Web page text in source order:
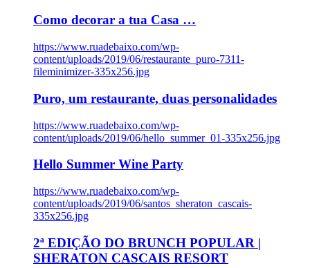
Como decorar a tua Casa …
https://www.ruadebaixo.com/wp-
content/uploads/2019/06/restaurante_puro-7311-
fileminimizer-335x256.jpg
Puro, um restaurante, duas personalidades
https://www.ruadebaixo.com/wp-
content/uploads/2019/06/hello_summer_01-335x256.jpg
Hello Summer Wine Party
https://www.ruadebaixo.com/wp-
content/uploads/2019/06/santos_sheraton_cascais-
335x256.jpg
2ª EDIÇÃO DO BRUNCH POPULAR |
SHERATON CASCAIS RESORT